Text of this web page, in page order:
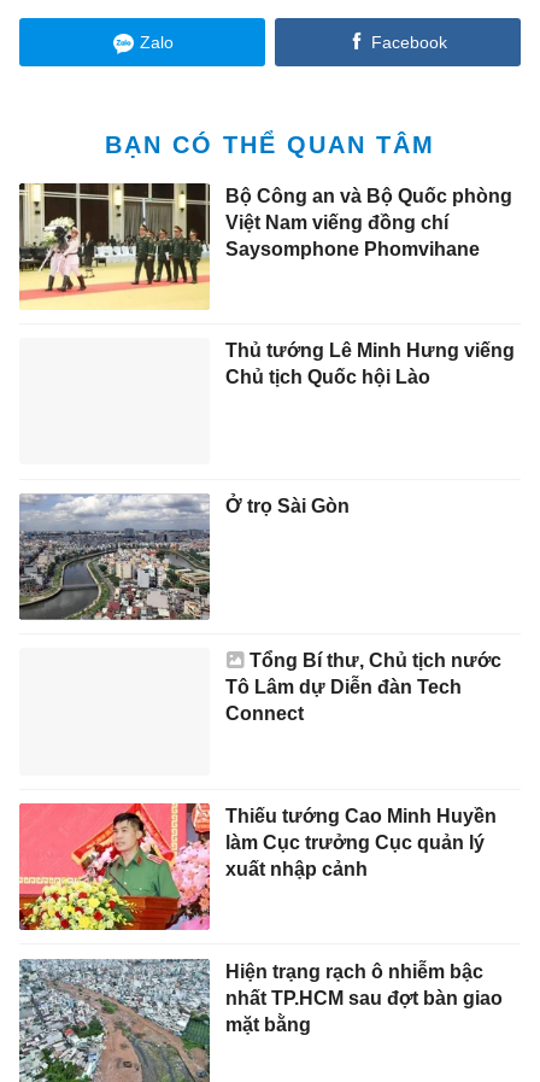
Zalo Facebook
BẠN CÓ THỂ QUAN TÂM
Bộ Công an và Bộ Quốc phòng
Việt Nam viếng đồng chí
Saysomphone Phomvihane
Thủ tướng Lê Minh Hưng viếng
Chủ tịch Quốc hội Lào
Ở trọ Sài Gòn
Tổng Bí thư, Chủ tịch nước
Tô Lâm dự Diễn đàn Tech
Connect
Thiếu tướng Cao Minh Huyền
làm Cục trưởng Cục quản lý
xuất nhập cảnh
Hiện trạng rạch ô nhiễm bậc
nhất TP.HCM sau đợt bàn giao
mặt bằng